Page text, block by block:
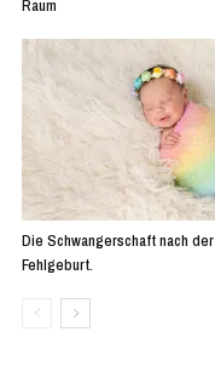
Raum
Die Schwangerschaft nach der
Fehlgeburt.